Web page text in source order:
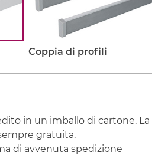
Coppia di profili
in un imballo di cartone. La
gratuita.
di avvenuta spedizione